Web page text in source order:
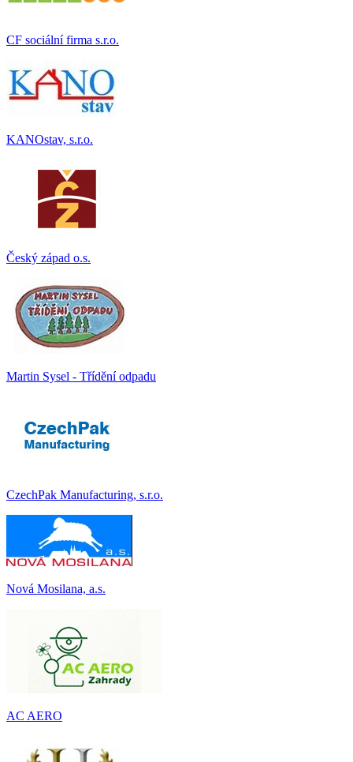
CF sociální firma s.r.o.
KANOstav, s.r.o.
Český západ o.s.
Martin Sysel - Třídění odpadu
CzechPak Manufacturing, s.r.o.
Nová Mosilana, a.s.
AC AERO